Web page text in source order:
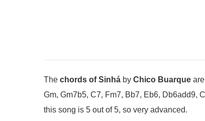
The chords of Sinhá by Chico Buarque
Gm, Gm7b5, C7, Fm7, Bb7, Eb6, Db6add9,
this song is 5 out of 5, so very advanced.